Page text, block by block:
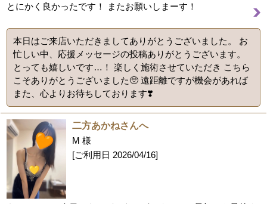
とにかく良かったです！ またお願いしまーす！
本日はご来店いただきましてありがとうございました。 お
忙しい中、応援メッセージの投稿ありがとうございます。
とっても嬉しいです…！ 楽しく施術させていただき こちら
こそありがとうございました🥺 遠距離ですが機会があれば
また、心よりお待ちしております❣️
二方あかねさんへ
M 様
[ご利用日 2026/04/16]